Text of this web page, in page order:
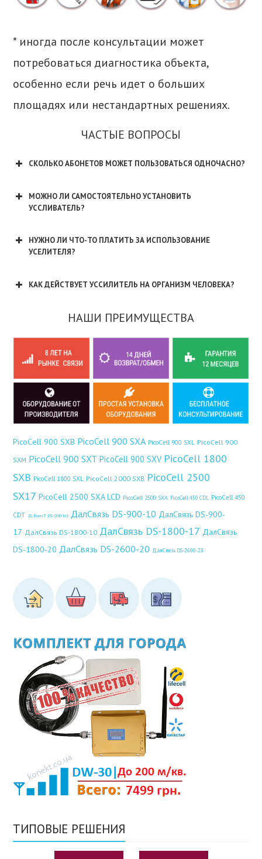
* иногда после консультации может
потребоваться диагностика объекта,
особенно если речь идет о больших
площадях или нестандартных решениях.
ЧАСТЫЕ ВОПРОСЫ
СКОЛЬКО АБОНЕТОВ МОЖЕТ ПОЛЬЗОВАТЬСЯ ОДНОЧАСНО?
МОЖНО ЛИ САМОСТОЯТЕЛЬНО УСТАНОВИТЬ
УССЛИВАТЕЛЬ?
НУЖНО ЛИ ЧТО-ТО ПЛАТИТЬ ЗА ИСПОЛЬЗОВАНИЕ
УСЕЛИТЕЛЯ?
КАК ДЕЙСТВУЕТ УССИЛИТЕЛЬ НА ОРГАНИЗМ ЧЕЛОВЕКА?
НАШИ ПРЕИМУЩЕСТВА
PicoCell 900 SXB PicoCell 900 SXA PicoCell 900 SXL PicoCell 900
SXM PicoCell 900 SXT PicoCell 900 SXV PicoCell 1800
SXB PicoCell 1800 SXL PicoCell 2000 SXB PicoCell 2500
SX17 PicoCell 2500 SXA LCD PicoCell 2500 SXA PicoCell 450 CDL PicoCell 450
CDT 2G BoosT DS-900-kit ДалСвязь DS-900-10 ДалСвязь DS-900-
17 ДалСвязь DS-1800-10 ДалСвязь DS-1800-17 ДалСвязь
DS-1800-20 ДалСвязь DS-2600-20 ДалСвязь DS-2600-23
ТИПОВЫЕ РЕШЕНИЯ